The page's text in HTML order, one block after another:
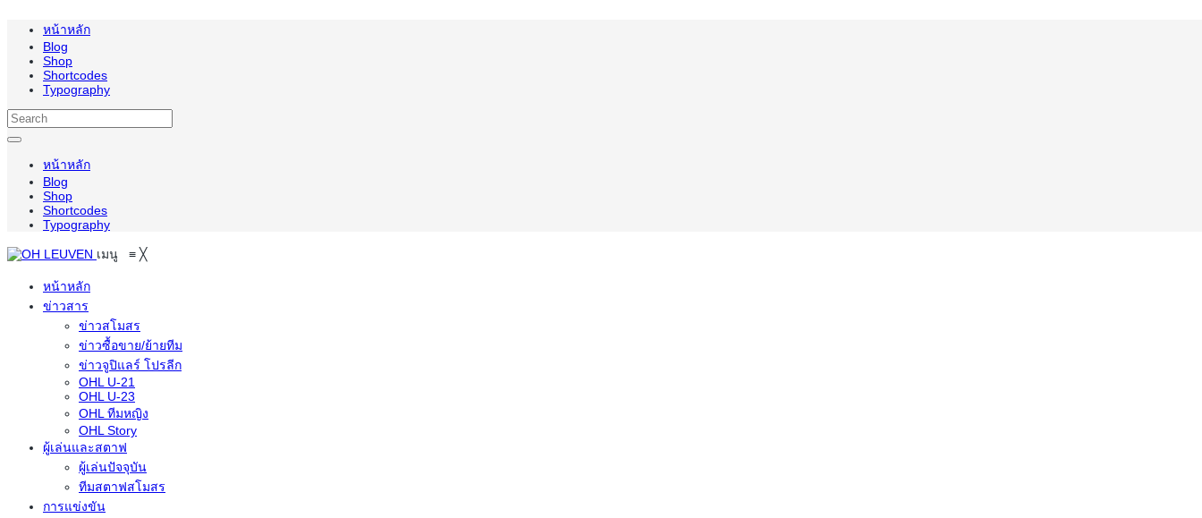
หน้าหลัก
Blog
Shop
Shortcodes
Typography
หน้าหลัก
Blog
Shop
Shortcodes
Typography
เมนู ≡ ╳
หน้าหลัก
ข่าวสาร
ข่าวสโมสร
ข่าวซื้อขาย/ย้ายทีม
ข่าวจูปิแลร์ โปรลีก
OHL U-21
OHL U-23
OHL ทีมหญิง
OHL Story
ผู้เล่นและสตาฟ
ผู้เล่นปัจจุบัน
ทีมสตาฟสโมสร
การแข่งขัน